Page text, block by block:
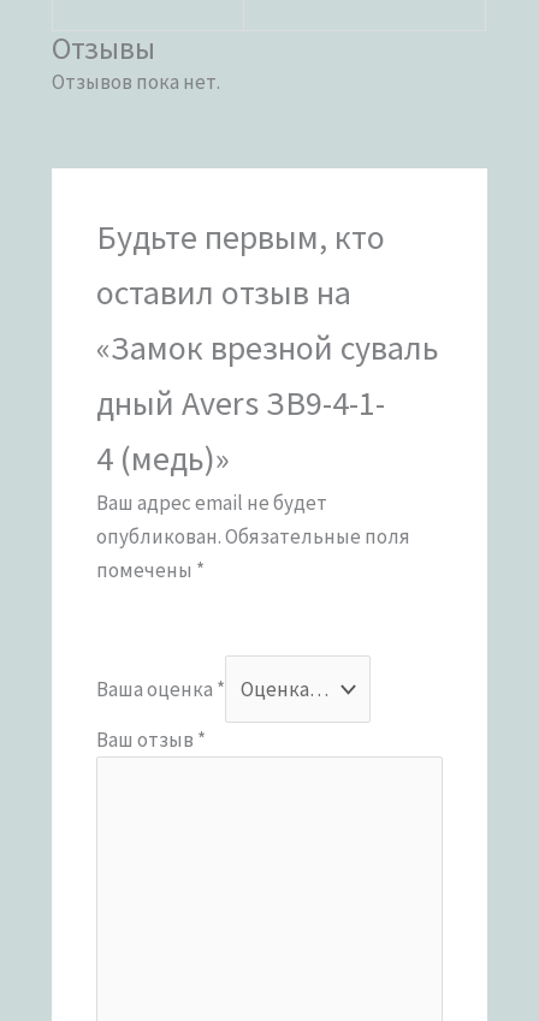
Отзывы
Отзывов пока нет.
Будьте первым, кто
оставил отзыв на
«Замок врезной суваль
дный Avers ЗВ9-4-1-
4 (медь)»
Ваш адрес email не будет
опубликован.Обязательные поля
помечены *
Ваша оценка *
Ваш отзыв *